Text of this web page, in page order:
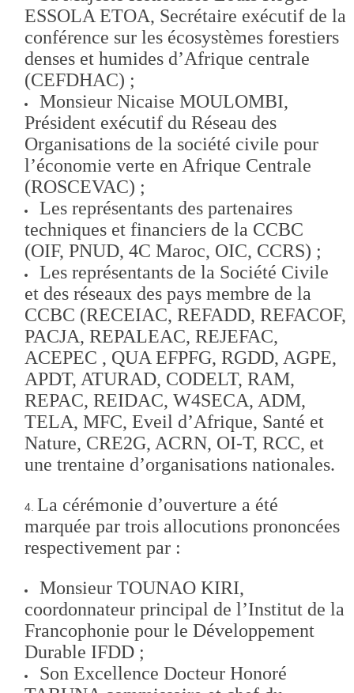
ESSOLA ETOA, Secrétaire exécutif de la
conférence sur les écosystèmes forestiers
denses et humides d’Afrique centrale
(CEFDHAC) ;
Monsieur Nicaise MOULOMBI,
Président exécutif du Réseau des
Organisations de la société civile pour
l’économie verte en Afrique Centrale
(ROSCEVAC) ;
Les représentants des partenaires
techniques et financiers de la CCBC
(OIF, PNUD, 4C Maroc, OIC, CCRS) ;
Les représentants de la Société Civile
et des réseaux des pays membre de la
CCBC (RECEIAC, REFADD, REFACOF,
PACJA, REPALEAC, REJEFAC,
ACEPEC , QUA EFPFG, RGDD, AGPE,
APDT, ATURAD, CODELT, RAM,
REPAC, REIDAC, W4SECA, ADM,
TELA, MFC, Eveil d’Afrique, Santé et
Nature, CRE2G, ACRN, OI-T, RCC, et
une trentaine d’organisations nationales.
La cérémonie d’ouverture a été
marquée par trois allocutions prononcées
respectivement par :
Monsieur TOUNAO KIRI,
coordonnateur principal de l’Institut de la
Francophonie pour le Développement
Durable IFDD ;
Son Excellence Docteur Honoré